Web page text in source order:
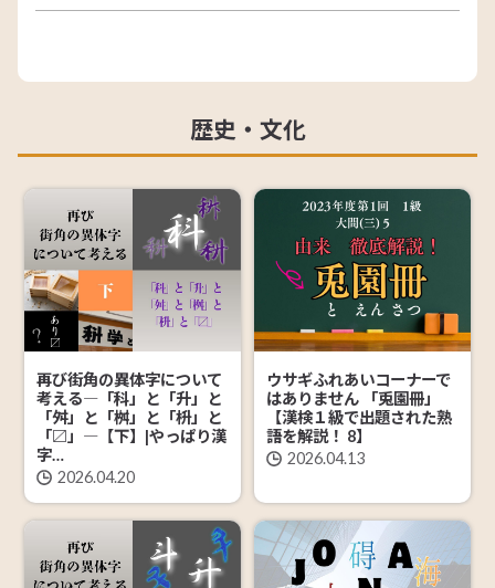
歴史・文化
再び街角の異体字について
考える―「科」と「升」と
「舛」と「桝」と「枡」と
「〼」―【下】|やっぱり漢
字…
2026.04.20
ウサギふれあいコーナーで
はありません 「兎園冊」
【漢検１級で出題された熟
語を解説！ 8】
2026.04.13